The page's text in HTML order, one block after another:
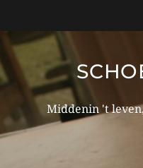
Middenin 't